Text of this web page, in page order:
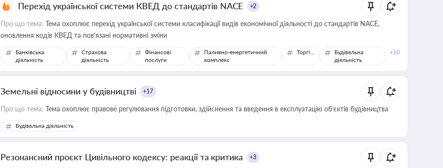
Перехід української системи КВЕД до стандартів NACE +2
Про що тема: Тема охоплює перехід української системи класифікації видів економічної діяльності до стандартів NACE,
оновлення кодів КВЕД та пов'язані нормативні зміни
Банківська
діяльність
Страхова
діяльність
Фінансові
послуги
Паливно-енергетичний
комплекс
Торгівля
Будівельна
діяльність
+10
Земельні відносини у будівництві +17
Про що тема: Тема охоплює правове регулювання підготовки, здійснення та введення в експлуатацію об’єктів будівництва
Будівельна діяльність
Резонансний проєкт Цивільного кодексу: реакції та критика +3